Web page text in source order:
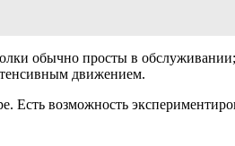
обычно просты в
движением.
Есть возможность